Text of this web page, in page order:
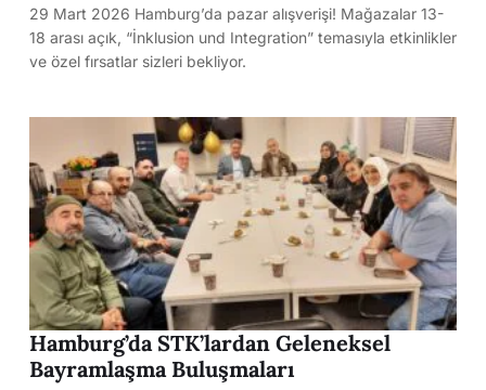
29 Mart 2026 Hamburg’da pazar alışverişi! Mağazalar 13-
18 arası açık, “İnklusion und Integration” temasıyla etkinlikler
ve özel fırsatlar sizleri bekliyor.
Hamburg’da STK’lardan Geleneksel
Bayramlaşma Buluşmaları